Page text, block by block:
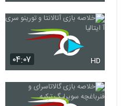
۰۴:۰۷ HD